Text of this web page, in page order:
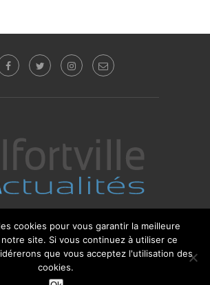
Alfortville Actualités - Tous droits
Editeur : Sébastien Glotin - l'Agence-i
cookies pour vous garantir la meilleure
site. Si vous continuez à utiliser ce
que vous acceptez l'utilisation des
cookies.